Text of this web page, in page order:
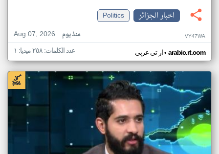
اخبار الجزائر
Politics
Aug 07, 2026
منذ يوم VY47WA
ار تي عربي• arabic.rt.com عدد الكلمات: ٢٥٨ ميديا: ١